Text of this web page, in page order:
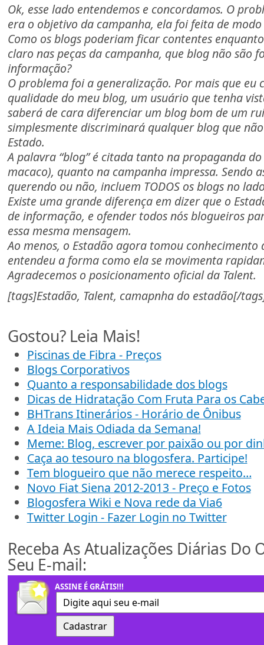
Ok, esse lado entendemos e concordamos. O
era o objetivo da campanha, ela foi feita de
Como os blogs poderiam ficar contentes
claro nas peças da campanha, que blog não são
informação?
O problema foi a generalização. Por mais que eu
qualidade do meu blog, um usuário que tenha
saberá de cara diferenciar um blog bom de um
simplesmente discriminará qualquer blog que
Estado.
A palavra “blog” é citada tanto na propaganda
macaco), quanto na campanha impressa. Sendo
querendo ou não, incluem TODOS os blogs no
Existe uma grande diferença em dizer que o
de informação, e ofender todos nós blogueiros
essa mesma mensagem.
Ao menos, o Estadão agora tomou conhecimento
entendeu a forma como ela se movimenta
Agradecemos o posicionamento oficial da Talent.
[tags]Estadão, Talent, camapnha do estadão[/
Gostou? Leia Mais!
Piscinas de Fibra - Preços
Blogs Corporativos
Quanto a responsabilidade dos blogs
Dicas de Hidratação Com Fruta Para os
BHTrans Itinerários - Horário de Ônibus
A Ideia Mais Odiada da Semana!
Meme: Blog, escrever por paixão ou por
Caça ao tesouro na blogosfera. Participe!
Tem blogueiro que não merece respeito…
Novo Fiat Siena 2012-2013 - Preço e Fotos
Blogosfera Wiki e Nova rede da Via6
Twitter Login - Fazer Login no Twitter
Receba As Atualizações Diárias Do
Seu E-mail:
ASSINE É GRÁTIS!!!